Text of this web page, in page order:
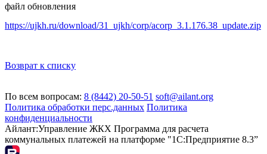
файл обновления
https://ujkh.ru/download/31_ujkh/corp/acorp_ 3.1.176.38_update.zip
Возврат к списку
По всем вопросам: 8 (8442) 20-50-51 soft@ailant.org
Политика обработки перс.данных Политика
конфиденциальности
Айлант:Управление ЖКХ Программа для расчета
коммунальных платежей на платформе "1С:Предприятие 8.3”